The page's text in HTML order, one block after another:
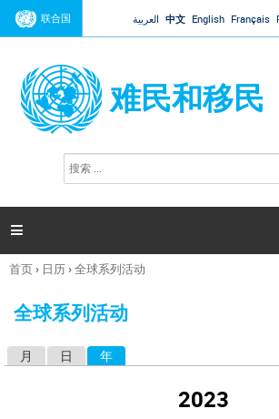
Jump to navigation
联合国 العربية 中文 English Français
难民和移民
搜
索

你
这
首页› 日历›全球系列活动
全球系列活动
月 日 年
2023